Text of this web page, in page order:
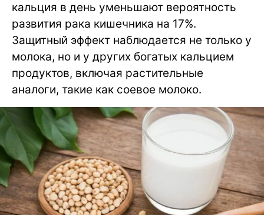
кальция в день уменьшают вероятность
развития рака кишечника на 17%.
Защитный эффект наблюдается не только у
молока, но и у других богатых кальцием
продуктов, включая растительные
аналоги, такие как соевое молоко.